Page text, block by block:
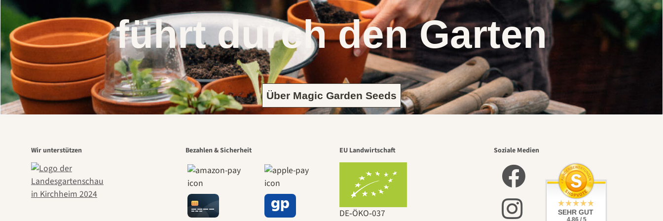
führt durch den Garten
Über Magic Garden Seeds
Wir unterstützen Bezahlen & Sicherheit EU Landwirtschaft
DE‑ÖKO‑037
Soziale Medien
SEHR GUT
4.86 / 5